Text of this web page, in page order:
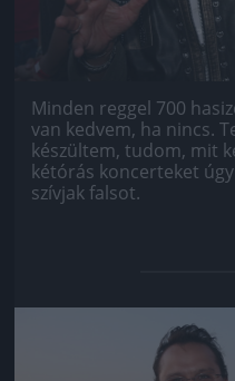
Minden reggel 700
van kedvem, ha nincs.
készültem, tudom, mit
kétórás koncerteket
szívjak falsot.
Jön